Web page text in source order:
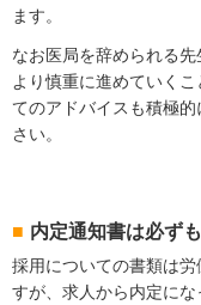
ます。
なお医局を辞められる
より慎重に進めていく
てのアドバイスも積極
さい。
内定通知書は必ず
採用についての書類は
すが、求人から内定に